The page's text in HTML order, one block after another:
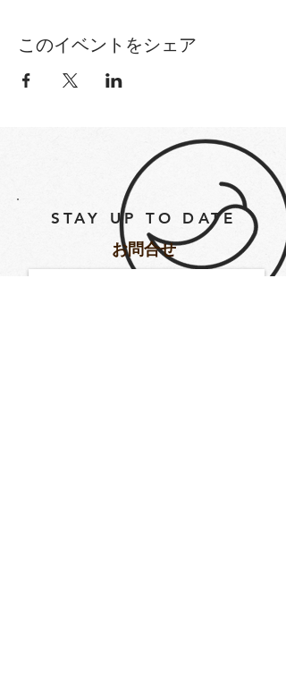
このイベントをシェア
STAY UP TO DATE
​お問合せ